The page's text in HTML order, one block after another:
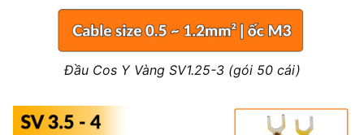
Đầu Cos Y Vàng SV1.25-3 (gói 50 cái)